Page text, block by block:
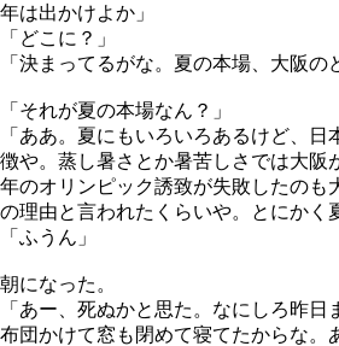
年は出かけよか」
「どこに？」
「決まってるがな。夏の本場、大阪の
「それが夏の本場なん？」
「ああ。夏にもいろいろあるけど、
徴や。蒸し暑さとか暑苦しさでは大阪
年のオリンピック誘致が失敗したのも
の理由と言われたくらいや。とにかく
「ふうん」
朝になった。
「あー、死ぬかと思た。なにしろ昨
布団かけて窓も閉めて寝てたからな。